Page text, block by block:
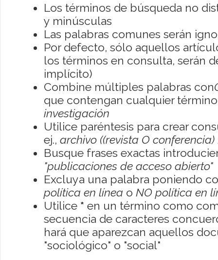
Los términos de búsqueda no
y minúsculas
Las palabras comunes serán
Por defecto, sólo aquellos
los términos en consulta, serán
implícito)
Combine múltiples palabras con
que contengan cualquier
investigación
Utilice paréntesis para crear
ej., archivo ((revista O conferencia)
Busque frases exactas
"publicaciones de acceso abierto"
Excluya una palabra poniendo
política en línea o NO política en
Utilice * en un término como
secuencia de caracteres
hará que aparezcan aquellos
"sociológico" o "social"